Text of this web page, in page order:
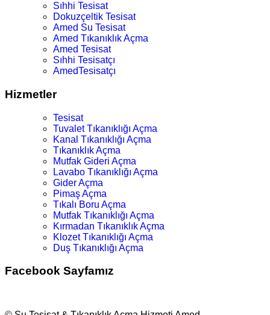
Sıhhi Tesisat
Dokuzçeltik Tesisat
Amed Su Tesisat
Amed Tıkanıklık Açma
Amed Tesisat
Sıhhi Tesisatçı
AmedTesisatçı
Hizmetler
Tesisat
Tuvalet Tıkanıklığı Açma
Kanal Tıkanıklığı Açma
Tıkanıklık Açma
Mutfak Gideri Açma
Lavabo Tıkanıklığı Açma
Gider Açma
Pimaş Açma
Tıkalı Boru Açma
Mutfak Tıkanıklığı Açma
Kırmadan Tıkanıklık Açma
Klozet Tıkanıklığı Açma
Duş Tıkanıklığı Açma
Facebook Sayfamız